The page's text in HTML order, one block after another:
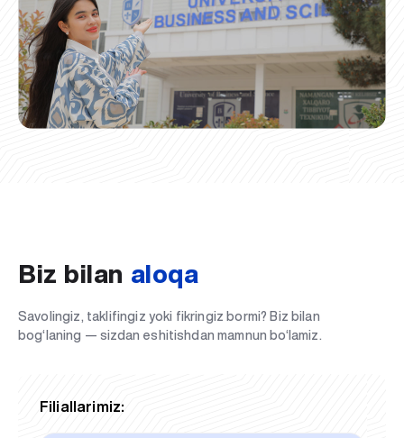
Biz bilan aloqa
Savolingiz, taklifingiz yoki fikringiz bormi? Biz bilan
bog‘laning — sizdan eshitishdan mamnun bo‘lamiz.
Filiallarimiz: